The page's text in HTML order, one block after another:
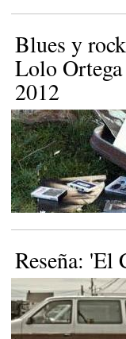
Blues y
Lolo
2012
Reseña: 'El